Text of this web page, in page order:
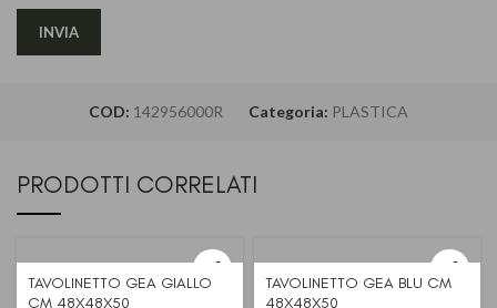
COD: 142956000R Categoria: PLASTICA
PRODOTTI CORRELATI
TAVOLINETTO GEA GIALLO
CM 48X48X50
TAVOLINETTO GEA BLU CM
48X48X50